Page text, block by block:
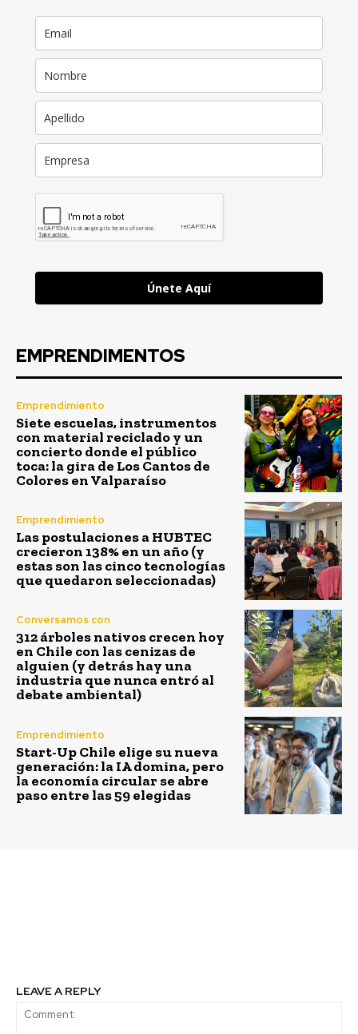
Únete Aquí
EMPRENDIMENTOS
Emprendimiento
Siete escuelas, instrumentos
con material reciclado y un
concierto donde el público
toca: la gira de Los Cantos de
Colores en Valparaíso
Emprendimiento
Las postulaciones a HUBTEC
crecieron 138% en un año (y
estas son las cinco tecnologías
que quedaron seleccionadas)
Conversamos con
312 árboles nativos crecen hoy
en Chile con las cenizas de
alguien (y detrás hay una
industria que nunca entró al
debate ambiental)
Emprendimiento
Start-Up Chile elige su nueva
generación: la IA domina, pero
la economía circular se abre
paso entre las 59 elegidas
LEAVE A REPLY